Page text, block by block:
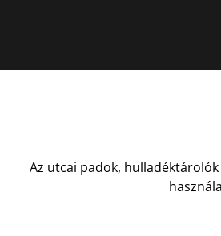
Az utcai padok,